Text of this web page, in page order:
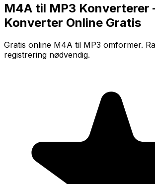
M4A til MP3
Konverter Online Gratis
Gratis online M4A til MP3 omformer.
registrering nødvendig.